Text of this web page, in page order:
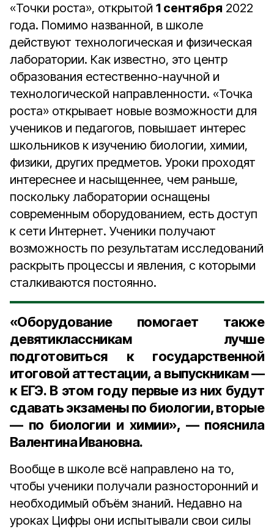
«Точки роста», открытой 1 сентября 2022
года. Помимо названной, в школе
действуют технологическая и физическая
лаборатории. Как известно, это центр
образования естественно-научной и
технологической направленности. «Точка
роста» открывает новые возможности для
учеников и педагогов, повышает интерес
школьников к изучению биологии, химии,
физики, других предметов. Уроки проходят
интереснее и насыщеннее, чем раньше,
поскольку лаборатории оснащены
современным оборудованием, есть доступ
к сети Интернет. Ученики получают
возможность по результатам исследований
раскрыть процессы и явления, с которыми
сталкиваются постоянно.
«Оборудование помогает также
девятиклассникам лучше
подготовиться к государственной
итоговой аттестации, а выпускникам —
к ЕГЭ. В этом году первые из них будут
сдавать экзамены по биологии, вторые
— по биологии и химии», — пояснила
Валентина Ивановна.
Вообще в школе всё направлено на то,
чтобы ученики получали разносторонний и
необходимый объём знаний. Недавно на
уроках Цифры они испытывали свои силы